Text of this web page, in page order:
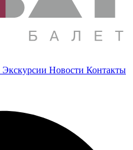
Экскурсии Новости Контакты